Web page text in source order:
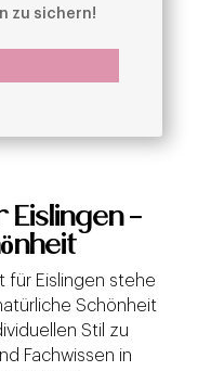
zu sichern!
–
für Eislingen stehe
Schönheit
Stil zu
Fachwissen in